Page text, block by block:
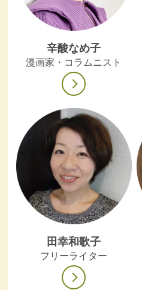
辛酸なめ子
漫画家・コラムニスト
田幸和歌子
フリーライター